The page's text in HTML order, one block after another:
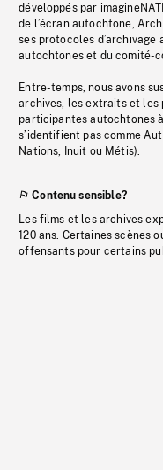
développés par
de l’écran autochtone,
ses protocoles d’archivage
autochtones et du comité-
Entre-temps, nous avons
archives, les extraits et les
participantes autochtones
s’identifient pas comme
Nations, Inuit ou Métis).
Contenu sensible?
Les films et les archives
120 ans. Certaines scènes
offensants pour certains